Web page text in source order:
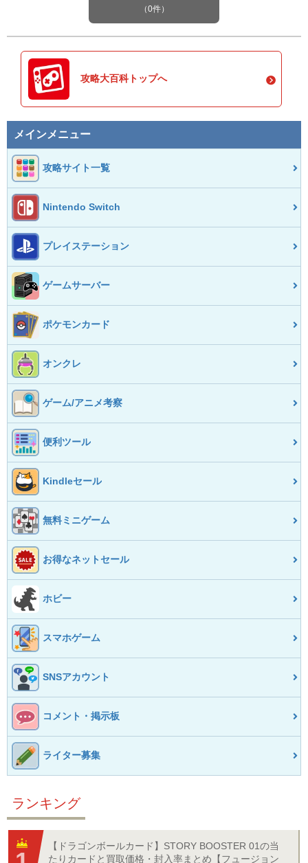
（0件）
攻略大百科トップへ
メインメニュー
攻略サイト一覧
Nintendo Switch
プレイステーション
ゲームサーバー
ポケモンカード
オンクレ
ゲーム/アニメ考察
便利ツール
Kindleセール
無料ミニゲーム
お得なネットセール
ホビー
スマホゲーム
SNSアカウント
コメント・掲示板
ライター募集
ランキング
【ドラゴンボールカード】STORY BOOSTER 01の当
たりカードと買取価格・封入率まとめ【フュージョン